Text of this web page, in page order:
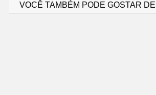
VOCÊ TAMBÉM PODE GOSTAR